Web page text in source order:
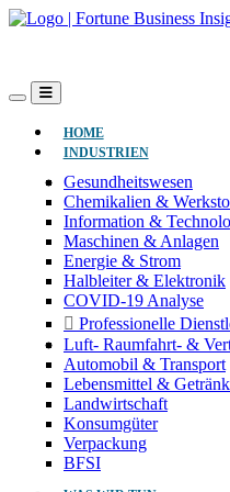
HOME(AKTUELL)
INDUSTRIEN
Gesundheitswesen
Chemikalien &
Information &
Maschinen & Anlagen
Energie & Strom
Halbleiter & Elektronik
COVID-19 Analyse
Professionelle
Luft- Raumfahrt- &
Automobil & Transport
Lebensmittel &
Landwirtschaft
Konsumgüter
Verpackung
BFSI